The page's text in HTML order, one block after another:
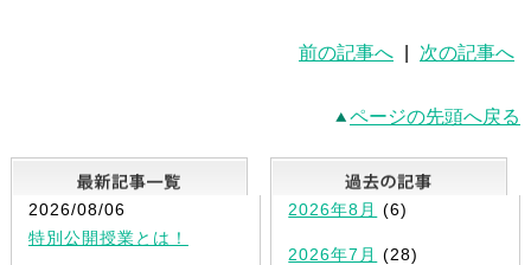
前の記事へ 次の記事へ
ページの先頭へ戻る
最新記事一覧
2026/08/06
特別公開授業とは！
2026年8月 (6)
2026年7月 (28)